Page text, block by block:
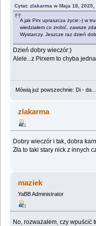
Cytat: zlakarma w Maja 18, 2025,
A jak Pirx upraszcza życie:-) w
wiedziałem co zrobić, zawsze
Wystarczy. Jeszcze raz dzień
Dzień dobry wieczór:)
Alele...z Pirxem to chyba
Mówią już powszechnie: Di - da...
zlakarma
Dobry wieczór i tak, dobra
Zła to taki stary nick z innych
maziek
YaBB Administrator
No, rozważałem, czy